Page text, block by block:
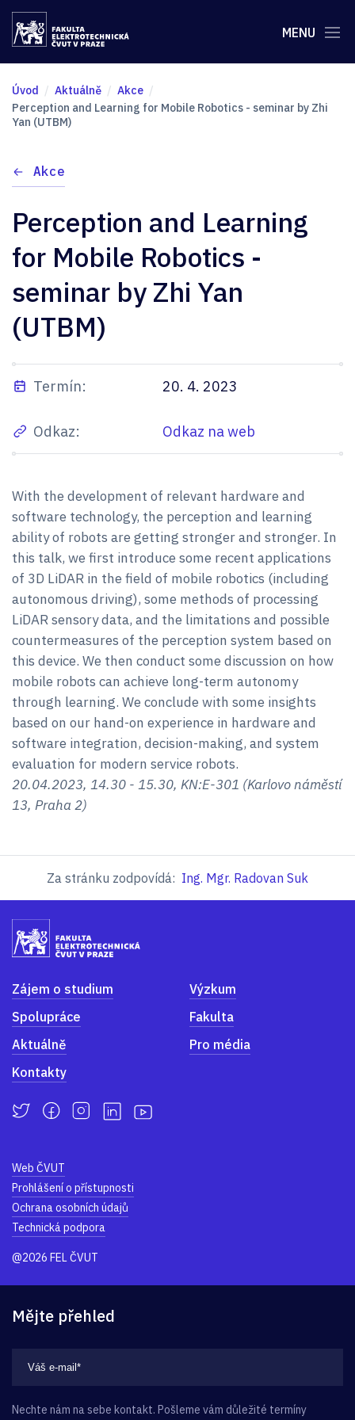
MENU
Úvod Aktuálně
Akce
Perception and Learning for Mobile Robotics - seminar by Zhi
Yan (UTBM)
Akce
Perception and Learning
for Mobile Robotics -
seminar by Zhi Yan
(UTBM)
Termín: 20. 4. 2023
Odkaz: Odkaz na web
With the development of relevant hardware and
software technology, the perception and learning
ability of robots are getting stronger and stronger. In
this talk, we first introduce some recent applications
of 3D LiDAR in the field of mobile robotics (including
autonomous driving), some methods of processing
LiDAR sensory data, and the limitations and possible
countermeasures of the perception system based on
this device. We then conduct some discussion on how
mobile robots can achieve long-term autonomy
through learning. We conclude with some insights
based on our hand-on experience in hardware and
software integration, decision-making, and system
evaluation for modern service robots.
20.04.2023, 14.30 - 15.30, KN:E-301 (Karlovo náměstí
13, Praha 2)
Za stránku zodpovídá: Ing. Mgr. Radovan Suk
Zájem o studium
Výzkum
Spolupráce
Fakulta
Aktuálně
Pro média
Kontakty
Web ČVUT
Prohlášení o přístupnosti
Ochrana osobních údajů
Technická podpora
@2026 FEL ČVUT
Mějte přehled
Nechte nám na sebe kontakt. Pošleme vám důležité termíny